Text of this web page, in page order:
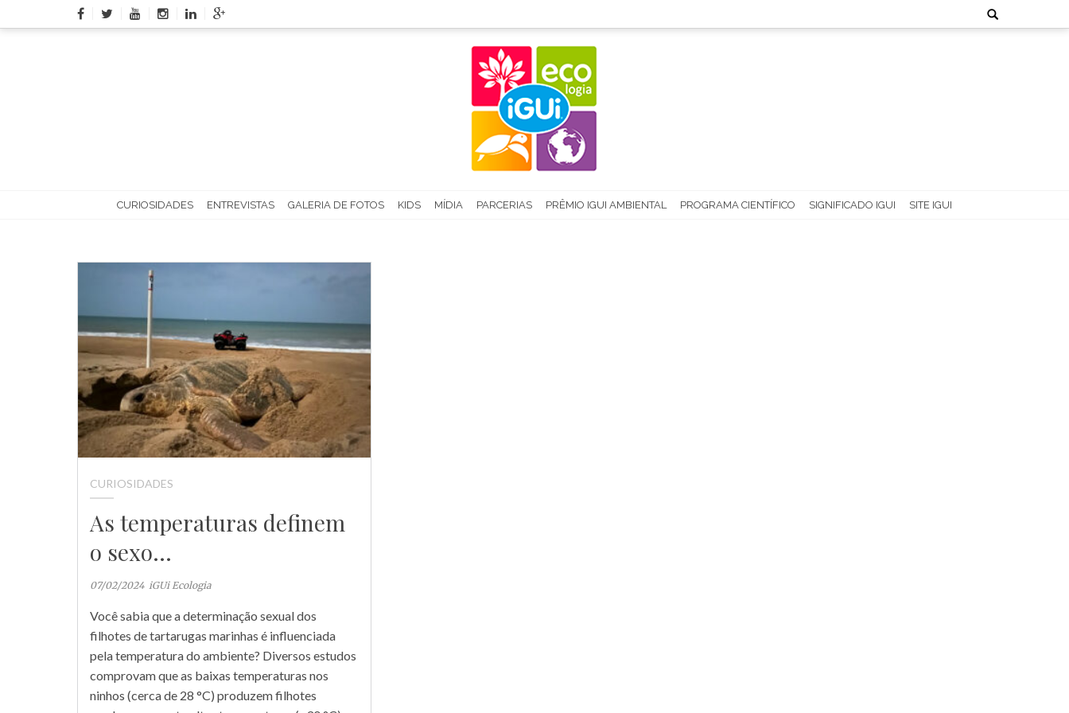
to
Search
for:
CURIOSIDADES ENTREVISTAS GALERIA DE FOTOS KIDS MÍDIA PARCERIAS PRÊMIO IGUI AMBIENTAL PROGRAMA CIENTÍFICO SIGNIFICADO IGUI SITE IGUI
CURIOSIDADES
As temperaturas definem
o sexo…
07/02/2024 iGUi Ecologia
Você sabia que a determinação sexual dos
filhotes de tartarugas marinhas é influenciada
pela temperatura do ambiente? Diversos estudos
comprovam que as baixas temperaturas nos
ninhos (cerca de 28 °C) produzem filhotes